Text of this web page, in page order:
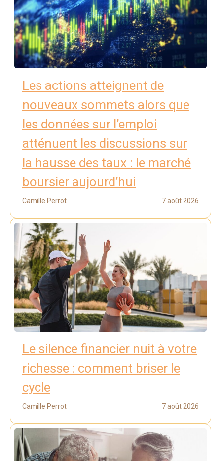
Les actions atteignent de
nouveaux sommets alors que
les données sur l’emploi
atténuent les discussions sur
la hausse des taux : le marché
boursier aujourd’hui
Camille Perrot 7 août 2026
Le silence financier nuit à votre
richesse : comment briser le
cycle
Camille Perrot 7 août 2026